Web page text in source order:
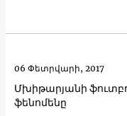
Մխիթարյանի
ֆենոմենը
06 Փետրվարի, 2017